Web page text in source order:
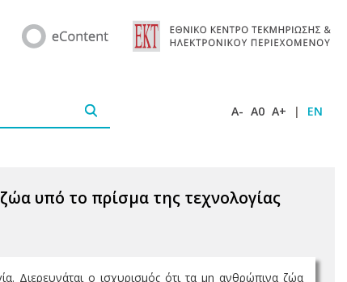
A- A0 A+ | EN
υπό το πρίσμα της τεχνολογίας
Διερευνάται ο ισχυρισμός ότι τα μη ανθρώπινα ζώα